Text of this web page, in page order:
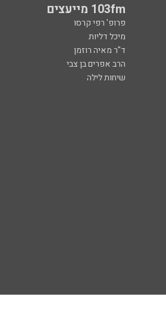
103fm מייעצים
פרופ' רפי קרסו
מיכל דליות
ד"ר מאיה רוזמן
הרב אפרים בן צבי
שיחות לילה